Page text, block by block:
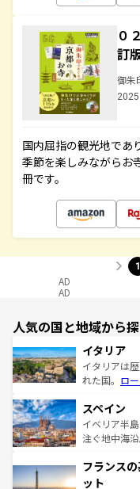
０
訂
御朱
国内屈指の観光地であ
季節を楽しみながらお
冊です。
1
AD
AD
人気の国と地域から
イタリア
イタリアは
れた国。 ロ
ろん、トス
景など、自
ピザやパス
ませてくれ
なお、新着
スペイン
イベリア半
注ぐ地中海
文化が根付
れる闘牛、
フランス
ット